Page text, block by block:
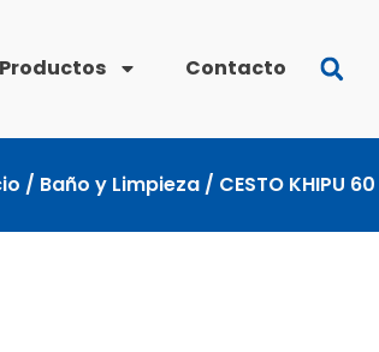
Productos Contacto
/ Baño y Limpieza/ CESTO KHIPU 60